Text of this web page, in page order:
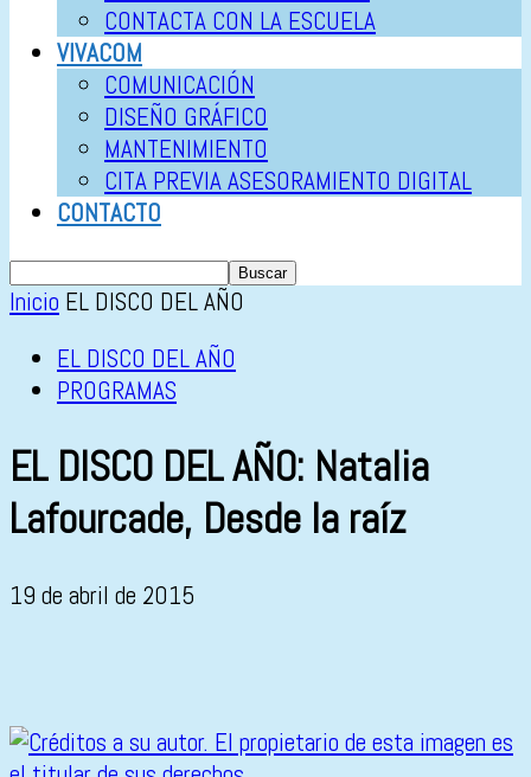
CONTACTA CON LA ESCUELA
VIVACOM
COMUNICACIÓN
DISEÑO GRÁFICO
MANTENIMIENTO
CITA PREVIA ASESORAMIENTO DIGITAL
CONTACTO
Inicio EL DISCO DEL AÑO
EL DISCO DEL AÑO
PROGRAMAS
EL DISCO DEL AÑO: Natalia
Lafourcade, Desde la raíz
19 de abril de 2015